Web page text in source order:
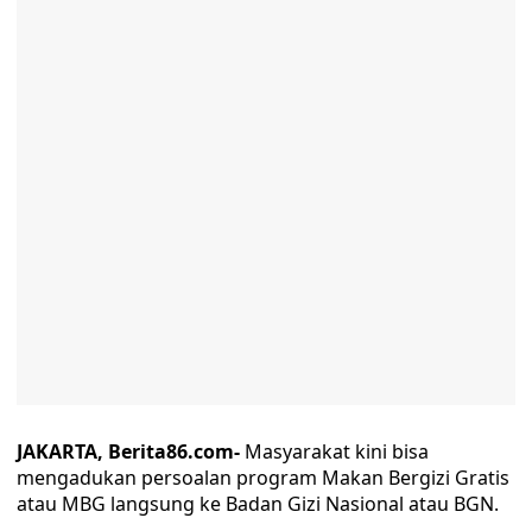
JAKARTA, Berita86.com- Masyarakat kini bisa
mengadukan persoalan program Makan Bergizi Gratis
atau MBG langsung ke Badan Gizi Nasional atau BGN.